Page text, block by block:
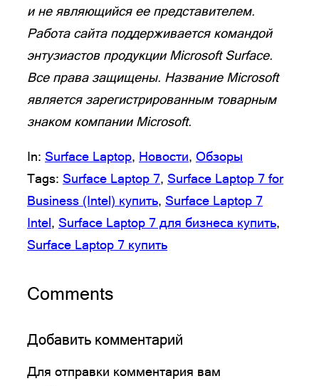
и не являющийся ее представителем.
Работа сайта поддерживается командой
энтузиастов продукции Microsoft Surface.
Все права защищены. Название Microsoft
является зарегистрированным товарным
знаком компании Microsoft.
In: Surface Laptop, Новости, Обзоры
Tags: Surface Laptop 7, Surface Laptop 7 for
Business (Intel) купить, Surface Laptop 7
Intel, Surface Laptop 7 для бизнеса купить
Surface Laptop 7 купить
Comments
Добавить комментарий
Для отправки комментария вам